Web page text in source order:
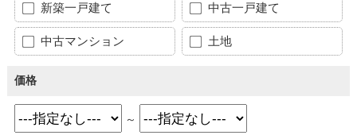
新築一戸建て 中古一戸建て
中古マンション 土地
価格
～